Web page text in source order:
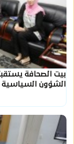
بيت الصحافة
الشؤون السياسية